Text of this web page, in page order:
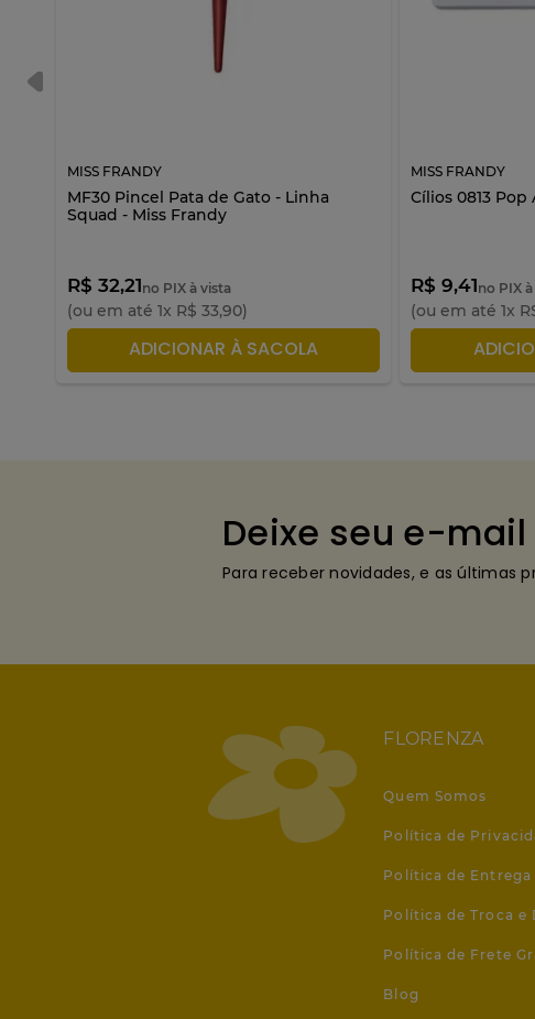
MISS FRANDY
MF30 Pincel Pata de Gato - Linha
Squad - Miss Frandy
R$ 32,21no PIX à vista
(ou em até 1x R$ 33,90)
ADICIONAR À SACOLA
MISS FRANDY
Cílios 0813
R$ 9,41no PIX
(ou em até1x
Deixe seu e-mail
Para receber novidades, e as últimas
FLORENZA
Quem Somos
Política de
Política de Entrega
Política de Troca e
Política de Frete
Blog